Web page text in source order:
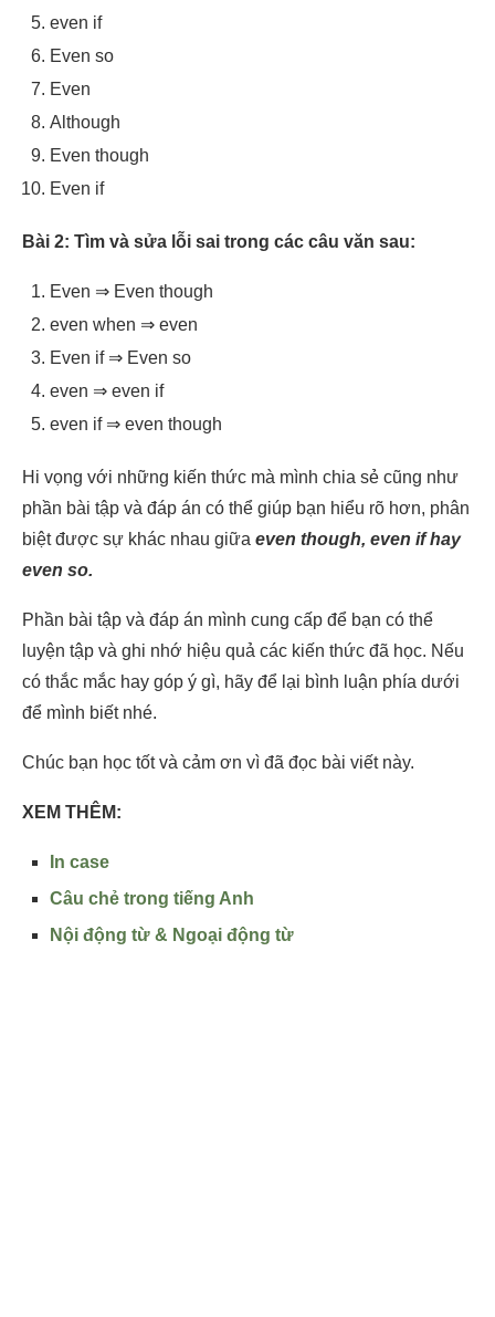
even if
Even so
Even
Although
Even though
Even if
Bài 2: Tìm và sửa lỗi sai trong các câu văn sau:
Even ⇒ Even though
even when ⇒ even
Even if ⇒ Even so
even ⇒ even if
even if ⇒ even though
Hi vọng với những kiến thức mà mình chia sẻ cũng như
phần bài tập và đáp án có thể giúp bạn hiểu rõ hơn, phân
biệt được sự khác nhau giữa even though, even if hay
even so.
Phần bài tập và đáp án mình cung cấp để bạn có thể
luyện tập và ghi nhớ hiệu quả các kiến thức đã học. Nếu
có thắc mắc hay góp ý gì, hãy để lại bình luận phía dưới
để mình biết nhé.
Chúc bạn học tốt và cảm ơn vì đã đọc bài viết này.
XEM THÊM:
In case
Câu chẻ trong tiếng Anh
Nội động từ & Ngoại động từ